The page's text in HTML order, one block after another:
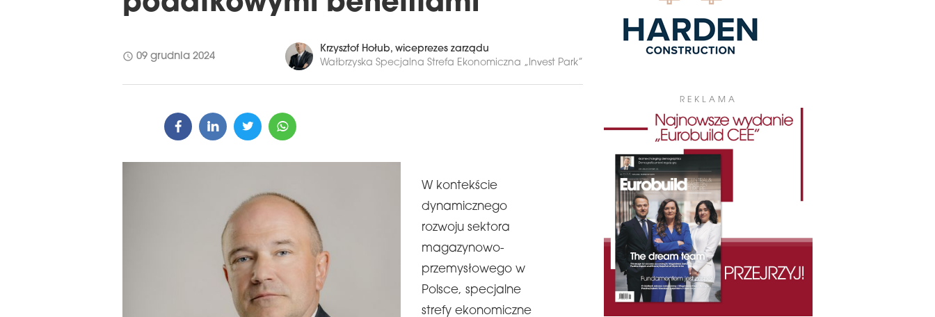
schedule 09 grudnia 2024
Krzysztof Hołub, wiceprezes zarządu
Wałbrzyska Specjalna Strefa Ekonomiczna „Invest Park”
W kontekście
dynamicznego
rozwoju sektora
magazynowo-
przemysłowego w
Polsce, specjalne
strefy ekonomiczne
REKLAMA